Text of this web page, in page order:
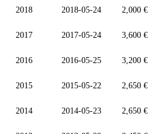
2018 2018-05-24 2,000 €
2017 2017-05-24 3,600 €
2016 2016-05-25 3,200 €
2015 2015-05-22 2,650 €
2014 2014-05-23 2,650 €